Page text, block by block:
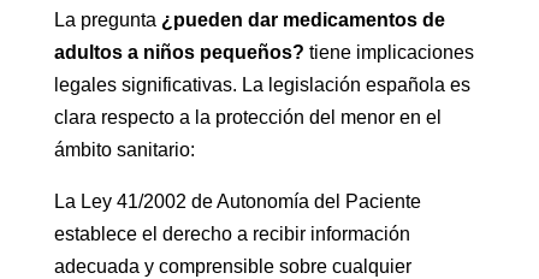
La pregunta ¿pueden dar medicamentos de
adultos a niños pequeños? tiene implicaciones
legales significativas. La legislación española es
clara respecto a la protección del menor en el
ámbito sanitario:
La Ley 41/2002 de Autonomía del Paciente
establece el derecho a recibir información
adecuada y comprensible sobre cualquier